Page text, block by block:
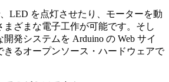
LED を点灯させたり、モーターを動
ざまな電子工作が可能です。そし
発システムを Arduino の Web サイ
きるオープンソース・ハードウェアで